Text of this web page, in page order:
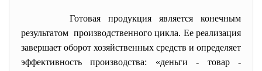
Готовая продукция является конечным
результатом производственного цикла. Ее реализация
завершает оборот хозяйственных средств и определяет
эффективность производства: «деньги - товар -